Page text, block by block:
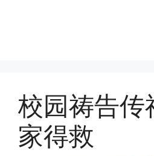
校园祷告传
家得救